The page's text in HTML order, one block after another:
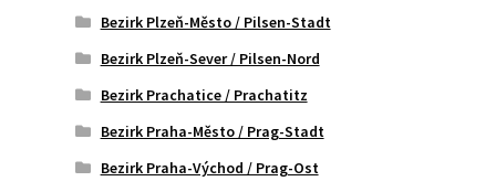
Bezirk Plzeň-Město / Pilsen-Stadt
Bezirk Plzeň-Sever / Pilsen-Nord
Bezirk Prachatice / Prachatitz
Bezirk Praha-Město / Prag-Stadt
Bezirk Praha-Východ / Prag-Ost